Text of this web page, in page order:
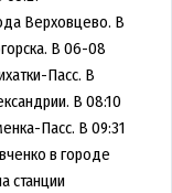
Верховцево. В
В 06-08
Пасс. В
В 08:10
Пасс. В 09:31
в городе
станции